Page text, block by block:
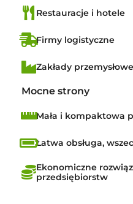
Restauracje i hotele
Firmy logistyczne
Zakłady
Mocne strony
Mała i kompaktowa
Łatwa obsługa,
Ekonomiczne
przedsiębiorstw